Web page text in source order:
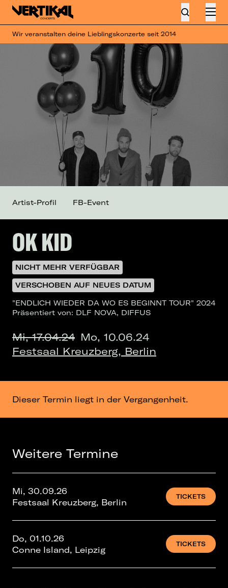
Wir veranstalten deine Lieblingskonzerte seit 2014
OK KID
NICHT MEHR VERFÜGBAR
VERSCHOBEN AUF NEUES DATUM
"ENDLICH WIEDER DA WO ES BEGINNT TOUR" 2024
Präsentiert von: DLF NOVA, DIFFUS
Mi, 17.04.24 Mo, 10.06.24
Festsaal Kreuzberg, Berlin
Artist-Profil FB-Event
Dieser Termin liegt in der Vergangenheit.
Weitere Termine
Mi, 30.09.26
Festsaal Kreuzberg, Berlin
TICKETS
Do, 01.10.26
Conne Island, Leipzig
TICKETS